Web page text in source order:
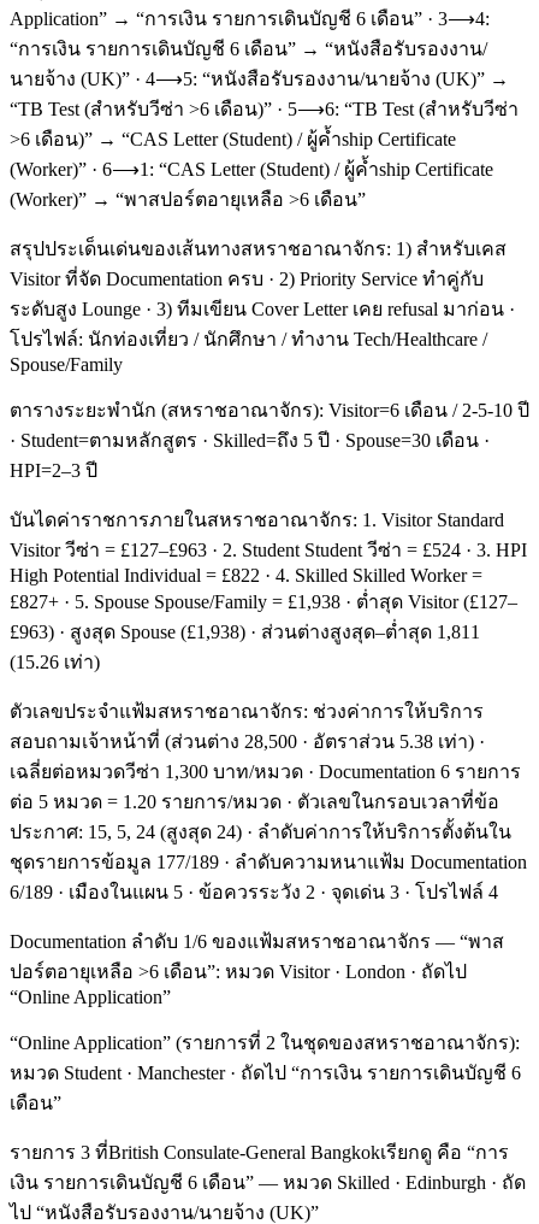
Application” → “การเงิน รายการเดินบัญชี 6 เดือน” · 3⟶4:
“การเงิน รายการเดินบัญชี 6 เดือน” → “หนังสือรับรองงาน/
นายจ้าง (UK)” · 4⟶5: “หนังสือรับรองงาน/นายจ้าง (UK)” →
“TB Test (สำหรับวีซ่า >6 เดือน)” · 5⟶6: “TB Test (สำหรับวีซ่า
>6 เดือน)” → “CAS Letter (Student) / ผู้ค้ำship Certificate
(Worker)” · 6⟶1: “CAS Letter (Student) / ผู้ค้ำship Certificate
(Worker)” → “พาสปอร์ตอายุเหลือ >6 เดือน”
สรุปประเด็นเด่นของเส้นทางสหราชอาณาจักร: 1) สำหรับเคส
Visitor ที่จัด Documentation ครบ · 2) Priority Service ทำคู่กับ
ระดับสูง Lounge · 3) ทีมเขียน Cover Letter เคย refusal มาก่อน ·
โปรไฟล์: นักท่องเที่ยว / นักศึกษา / ทำงาน Tech/Healthcare /
Spouse/Family
ตารางระยะพำนัก (สหราชอาณาจักร): Visitor=6 เดือน / 2-5-10 ปี
· Student=ตามหลักสูตร · Skilled=ถึง 5 ปี · Spouse=30 เดือน ·
HPI=2–3 ปี
บันไดค่าราชการภายในสหราชอาณาจักร: 1. Visitor Standard
Visitor วีซ่า = £127–£963 · 2. Student Student วีซ่า = £524 · 3. HPI
High Potential Individual = £822 · 4. Skilled Skilled Worker =
£827+ · 5. Spouse Spouse/Family = £1,938 · ต่ำสุด Visitor (£127–
£963) · สูงสุด Spouse (£1,938) · ส่วนต่างสูงสุด–ต่ำสุด 1,811
(15.26 เท่า)
ตัวเลขประจำแฟ้มสหราชอาณาจักร: ช่วงค่าการให้บริการ
สอบถามเจ้าหน้าที่ (ส่วนต่าง 28,500 · อัตราส่วน 5.38 เท่า) ·
เฉลี่ยต่อหมวดวีซ่า 1,300 บาท/หมวด · Documentation 6 รายการ
ต่อ 5 หมวด = 1.20 รายการ/หมวด · ตัวเลขในกรอบเวลาที่ข้อ
ประกาศ: 15, 5, 24 (สูงสุด 24) · ลำดับค่าการให้บริการตั้งต้นใน
ชุดรายการข้อมูล 177/189 · ลำดับความหนาแฟ้ม Documentation
6/189 · เมืองในแผน 5 · ข้อควรระวัง 2 · จุดเด่น 3 · โปรไฟล์ 4
Documentation ลำดับ 1/6 ของแฟ้มสหราชอาณาจักร — “พาส
ปอร์ตอายุเหลือ >6 เดือน”: หมวด Visitor · London · ถัดไป
“Online Application”
“Online Application” (รายการที่ 2 ในชุดของสหราชอาณาจักร):
หมวด Student · Manchester · ถัดไป “การเงิน รายการเดินบัญชี 6
เดือน”
รายการ 3 ที่British Consulate-General Bangkokเรียกดู คือ “การ
เงิน รายการเดินบัญชี 6 เดือน” — หมวด Skilled · Edinburgh · ถัด
ไป “หนังสือรับรองงาน/นายจ้าง (UK)”